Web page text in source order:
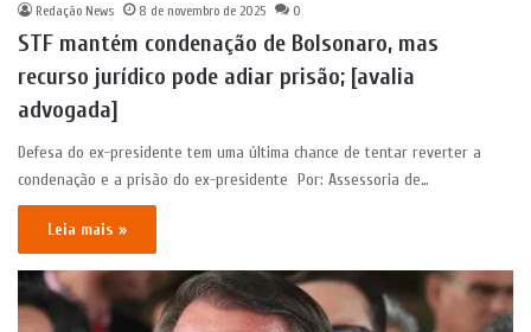
Redação News 8 de novembro de 2025 0
STF mantém condenação de Bolsonaro, mas
recurso jurídico pode adiar prisão; [avalia
advogada]
Defesa do ex-presidente tem uma última chance de tentar reverter a
condenação e a prisão do ex-presidente Por: Assessoria de…
Leia mais »